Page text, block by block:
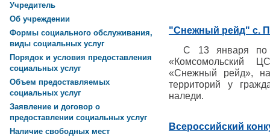
"Снежный рейд" с.
С 13 января по
«Комсомольский
«Снежный рейд»,
территорий у
наледи.
Всероссийский
Учредитель
Об учреждении
Формы социального обслуживания,
виды социальных услуг
Порядок и условия предоставления
социальных услуг
Объем предоставляемых
социальных услуг
Заявление и договор о
предоставлении социальных услуг
Наличие свободных мест